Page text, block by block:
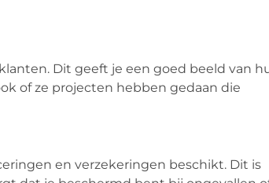
Dit geeft je een goed beeld van
of ze projecten hebben gedaan die
en verzekeringen beschikt. Dit is